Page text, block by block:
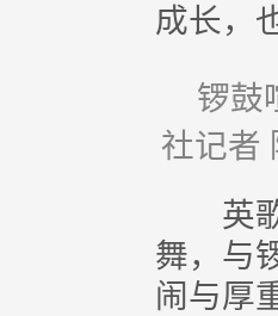
成长，
锣鼓
社记者
英歌
舞，与
闹与厚